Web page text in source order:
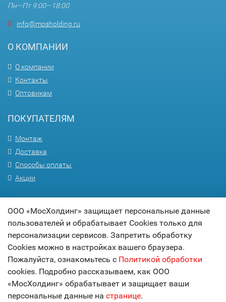
Пн—Пт 9:00—18:00
info@mosholding.ru
О КОМПАНИИ
О компании
Контакты
Оптовикам
ПОКУПАТЕЛЯМ
Монтаж
Доставка
Способы оплаты
Акции
Вопрос-ответ
Гарантия
Статьи
Карта сайта
© 2017МОСХОЛДИНГ
ООО «МосХолдинг» защищает персональные данные
пользователей и обрабатывает Cookies только для
персонализации сервисов. Запретить обработку
Cookies можно в настройках вашего браузера.
Пожалуйста, ознакомьтесь с Политикой обработки
cookies. Подробно рассказываем, как ООО
«МосХолдинг» обрабатывает и защищает ваши
персональные данные на странице.